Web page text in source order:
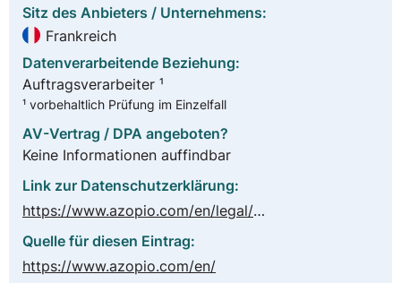
Sitz des Anbieters / Unternehmens:
Frankreich
Datenverarbeitende Beziehung:
Auftragsverarbeiter ¹
¹ vorbehaltlich Prüfung im Einzelfall
AV-Vertrag / DPA angeboten?
Keine Informationen auffindbar
Link zur Datenschutzerklärung:
https://www.azopio.com/en/legal/Confidentiality-policy.pdf
Quelle für diesen Eintrag:
https://www.azopio.com/en/